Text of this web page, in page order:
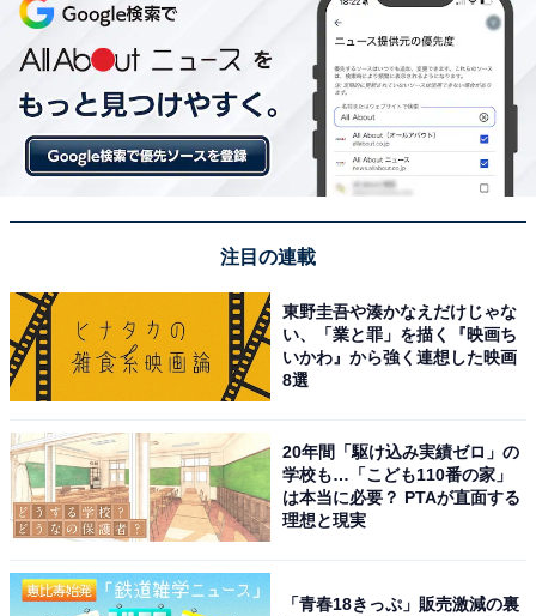
トートバッグ。幅45×高さ37×マチ17cmと、A4サイズや
パソコンなど大きめの荷物も入れられる大きさです。
ロゴソックス（税込1320円）
カラー展開：ホワイト／ブラック／ブラウン
注目の連載
東野圭吾や湊かなえだけじゃな
い、「業と罪」を描く『映画ち
いかわ』から強く連想した映画
8選
20年間「駆け込み実績ゼロ」の
学校も…「こども110番の家」
は本当に必要？ PTAが直面する
理想と現実
「青春18きっぷ」販売激減の裏